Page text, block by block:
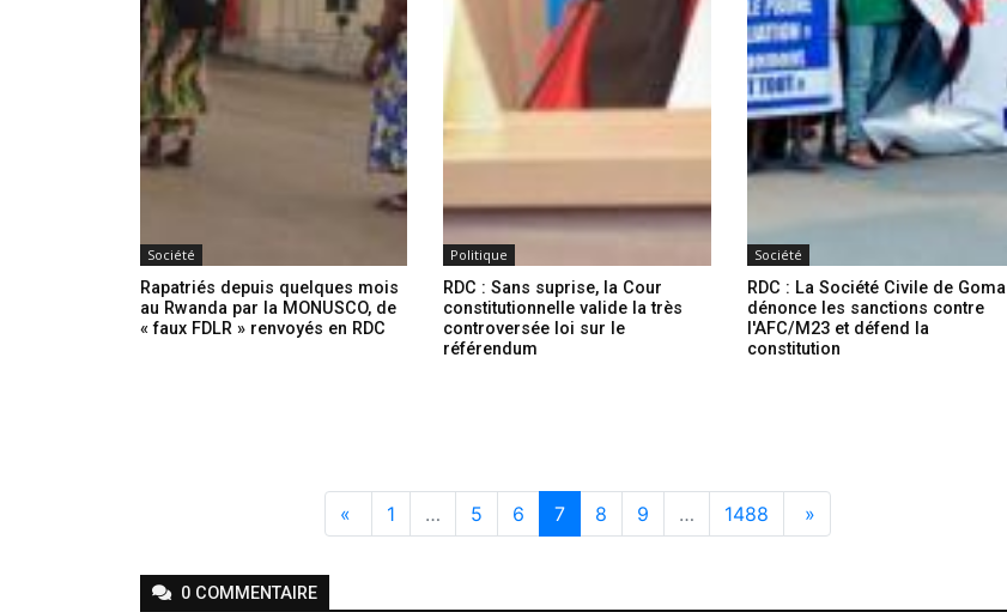
Société
Rapatriés depuis quelques mois
au Rwanda par la MONUSCO, de
« faux FDLR » renvoyés en RDC
Politique
RDC : Sans suprise, la Cour
constitutionnelle valide la très
controversée loi sur le
référendum
Société
RDC : La Société Civile de Goma
dénonce les sanctions contre
l'AFC/M23 et défend la
constitution
« 1 … 5 6 7 8 9 … 1488 »
0 COMMENTAIRE